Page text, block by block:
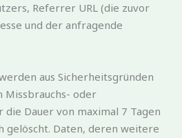
Referrer URL (die zuvor
und der anfragende
aus Sicherheitsgründen
Missbrauchs- oder
Dauer von maximal 7 Tagen
gelöscht. Daten, deren weitere